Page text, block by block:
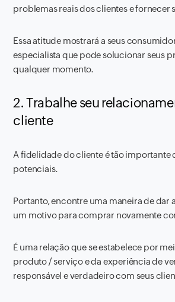
problemas reais dos clientes e fornecer
Essa atitude mostrará a seus
especialista que pode solucionar seus
qualquer momento.
2. Trabalhe seu
cliente
A fidelidade do cliente é tão importante
potenciais.
Portanto, encontre uma maneira de dar
um motivo para comprar novamente
É uma relação que se estabelece por
produto / serviço e da experiência de
responsável e verdadeiro com seus